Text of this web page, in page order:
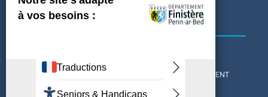
COMING TO FINISTÈRE
GET IN TOUCH
WHO ARE WE?
THE FINISTÈRE DEPARTMENT
DOWNLOAD MAPS AND
TOURIST OFFICES